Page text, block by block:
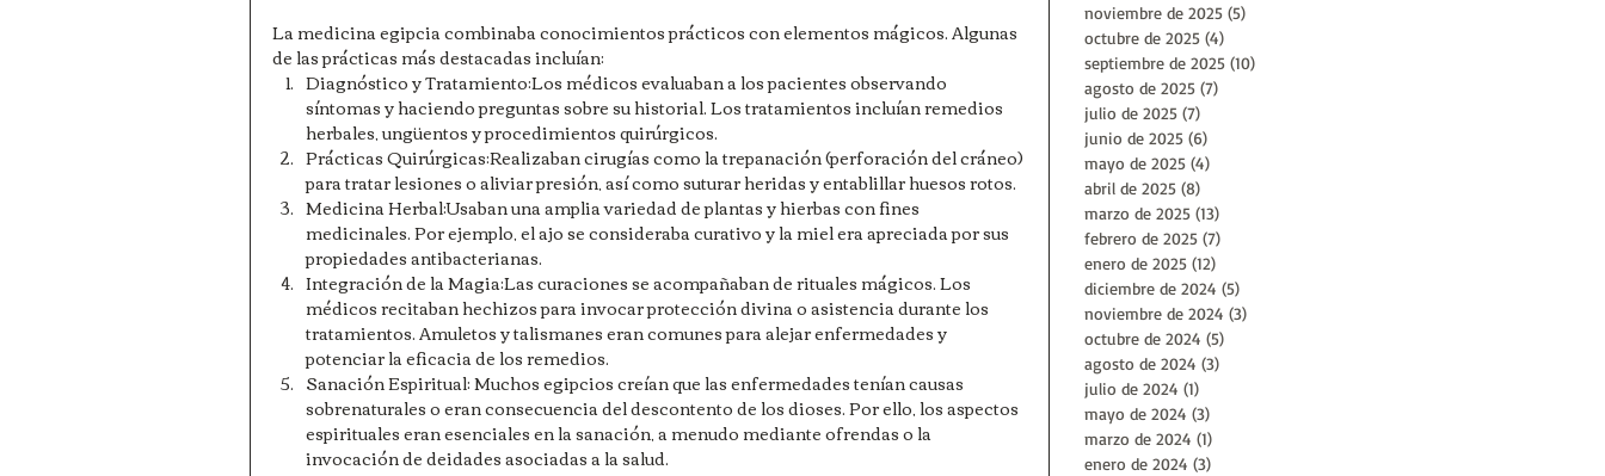
La medicina egipcia combinaba conocimientos prácticos con elementos mágicos. Algunas
de las prácticas más destacadas incluían:
Diagnóstico y Tratamiento:Los médicos evaluaban a los pacientes observando
síntomas y haciendo preguntas sobre su historial. Los tratamientos incluían remedios
herbales, ungüentos y procedimientos quirúrgicos.
Prácticas Quirúrgicas:Realizaban cirugías como la trepanación (perforación del cráneo)
para tratar lesiones o aliviar presión, así como suturar heridas y entablillar huesos rotos.
Medicina Herbal:Usaban una amplia variedad de plantas y hierbas con fines
medicinales. Por ejemplo, el ajo se consideraba curativo y la miel era apreciada por sus
propiedades antibacterianas.
Integración de la Magia:Las curaciones se acompañaban de rituales mágicos. Los
médicos recitaban hechizos para invocar protección divina o asistencia durante los
tratamientos. Amuletos y talismanes eran comunes para alejar enfermedades y
potenciar la eficacia de los remedios.
Sanación Espiritual: Muchos egipcios creían que las enfermedades tenían causas
sobrenaturales o eran consecuencia del descontento de los dioses. Por ello, los aspectos
espirituales eran esenciales en la sanación, a menudo mediante ofrendas o la
invocación de deidades asociadas a la salud.
noviembre de 2025 (5)
octubre de 2025 (4)
septiembre de 2025 (10)
agosto de 2025 (7)
julio de 2025 (7)
junio de 2025 (6)
mayo de 2025 (4)
abril de 2025 (8)
marzo de 2025 (13)
febrero de 2025 (7)
enero de 2025 (12)
diciembre de 2024 (5)
noviembre de 2024 (3)
octubre de 2024 (5)
agosto de 2024 (3)
julio de 2024 (1)
mayo de 2024 (3)
marzo de 2024 (1)
enero de 2024 (3)